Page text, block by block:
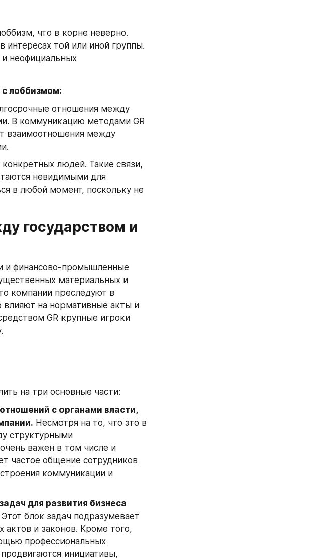
что в корне неверно.
той или иной группы.
неофициальных
с лоббизмом:
отношения между
В коммуникацию методами GR
взаимоотношения между
людей. Такие связи,
невидимыми для
в любой момент, поскольку не
государством и
и финансово-промышленные
материальных и
компании преследуют в
на нормативные акты и
GR крупные игроки
на три основные части:
с органами власти,
Несмотря на то, что это в
структурными
важен в том числе и
частое общение сотрудников
коммуникации и
для развития бизнеса
Этот блок задач подразумевает
актов и законов. Кроме того,
профессиональных
инициативы,